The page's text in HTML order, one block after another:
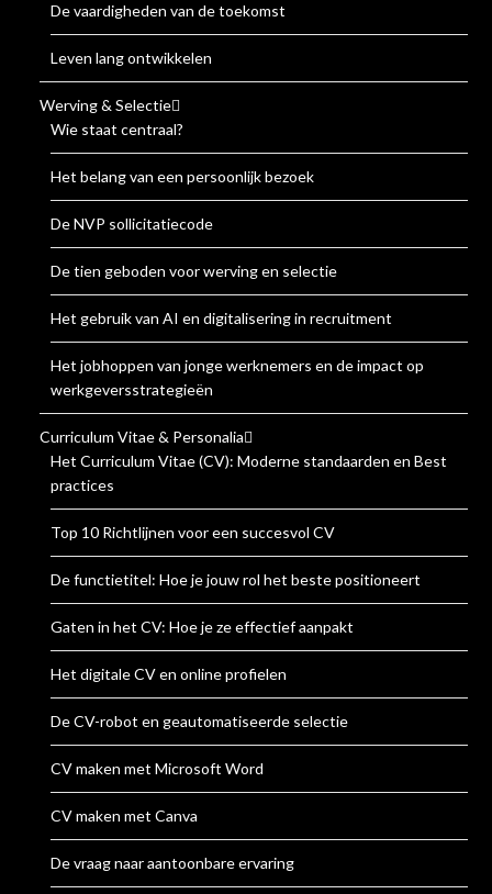
De vaardigheden van de toekomst
Leven lang ontwikkelen
Werving & Selectie
Wie staat centraal?
Het belang van een persoonlijk bezoek
De NVP sollicitatiecode
De tien geboden voor werving en selectie
Het gebruik van AI en digitalisering in recruitment
Het jobhoppen van jonge werknemers en de impact op
werkgeversstrategieën
Curriculum Vitae & Personalia
Het Curriculum Vitae (CV): Moderne standaarden en Best
practices
Top 10 Richtlijnen voor een succesvol CV
De functietitel: Hoe je jouw rol het beste positioneert
Gaten in het CV: Hoe je ze effectief aanpakt
Het digitale CV en online profielen
De CV-robot en geautomatiseerde selectie
CV maken met Microsoft Word
CV maken met Canva
De vraag naar aantoonbare ervaring